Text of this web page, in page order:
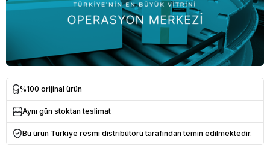
%100 orijinal ürün
Aynı gün stoktan teslimat
Bu ürün Türkiye resmi distribütörü tarafından temin edilmektedir.